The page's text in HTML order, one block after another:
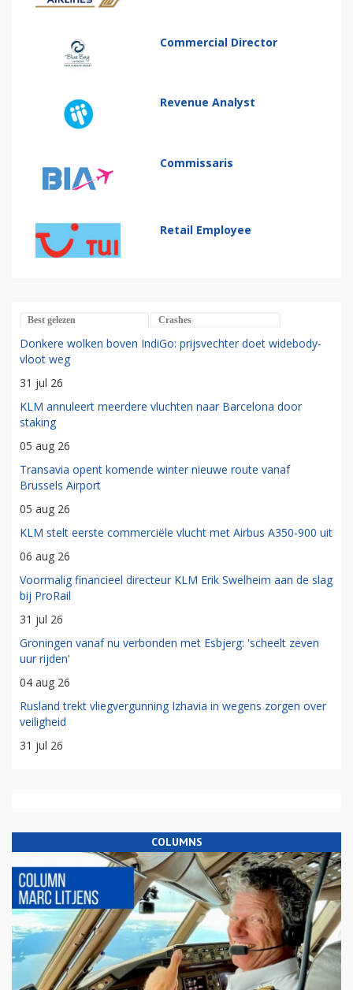
Commercial Director
Revenue Analyst
Commissaris
Retail Employee
Best gelezen Crashes
Donkere wolken boven IndiGo: prijsvechter doet widebody-
vloot weg
31 jul 26
KLM annuleert meerdere vluchten naar Barcelona door
staking
05 aug 26
Transavia opent komende winter nieuwe route vanaf
Brussels Airport
05 aug 26
KLM stelt eerste commerciële vlucht met Airbus A350-900 uit
06 aug 26
Voormalig financieel directeur KLM Erik Swelheim aan de slag
bij ProRail
31 jul 26
Groningen vanaf nu verbonden met Esbjerg: 'scheelt zeven
uur rijden'
04 aug 26
Rusland trekt vliegvergunning Izhavia in wegens zorgen over
veiligheid
31 jul 26
COLUMNS